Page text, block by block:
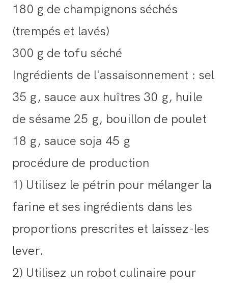
180 g de champignons séchés
(trempés et lavés)
300 g de tofu séché
Ingrédients de l'assaisonnement : sel
35 g, sauce aux huîtres 30 g, huile
de sésame 25 g, bouillon de poulet
18 g, sauce soja 45 g
procédure de production
1) Utilisez le pétrin pour mélanger la
farine et ses ingrédients dans les
proportions prescrites et laissez-les
lever.
2) Utilisez un robot culinaire pour